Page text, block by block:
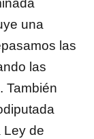
una
las
las
También
Ley de